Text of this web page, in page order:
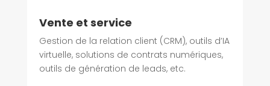
Vente et service
Gestion de la relation client (CRM), outils d’IA
virtuelle, solutions de contrats numériques,
outils de génération de leads, etc.